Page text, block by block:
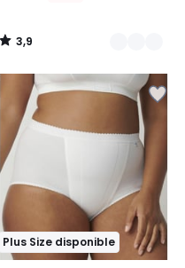
3,9
/
Plus Size disponible